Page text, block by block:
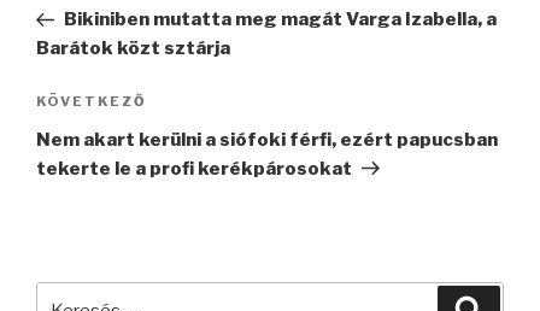
bejegyzés
Bikiniben mutatta meg magát Varga Izabella, a
Barátok közt sztárja
Következő
bejegyzés
KÖVETKEZŐ
Nem akart kerülni a siófoki férfi, ezért papucsban
tekerte le a profi kerékpárosokat